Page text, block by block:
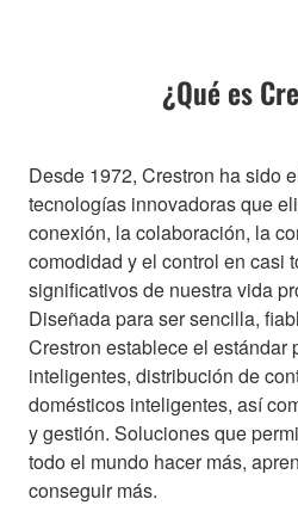
¿Qué es
Desde 1972, Crestron ha sido
tecnologías innovadoras que
conexión, la colaboración, la
comodidad y el control en casi
significativos de nuestra vida
Diseñada para ser sencilla,
Crestron establece el estándar
inteligentes, distribución de
domésticos inteligentes, así
y gestión. Soluciones que
todo el mundo hacer más,
conseguir más.